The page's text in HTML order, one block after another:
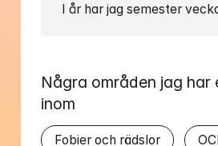
I år har jag semester
Några områden jag har
inom
Fobier och rädslor